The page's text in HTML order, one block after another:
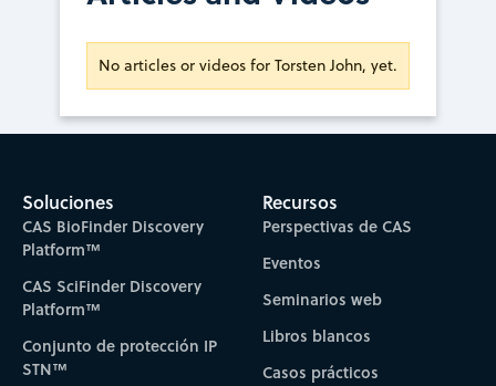
No articles or videos for Torsten John, yet.
Soluciones
CAS BioFinder Discovery
Platform™
CAS SciFinder Discovery
Platform™
Conjunto de protección IP
STN™
Recursos
Perspectivas de CAS
Eventos
Seminarios web
Libros blancos
Casos prácticos